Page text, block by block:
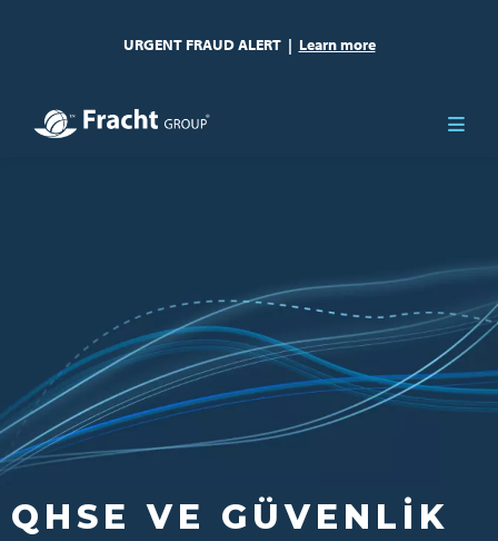
URGENT FRAUD ALERT | Learn more
QHSE VE GÜVENLIK